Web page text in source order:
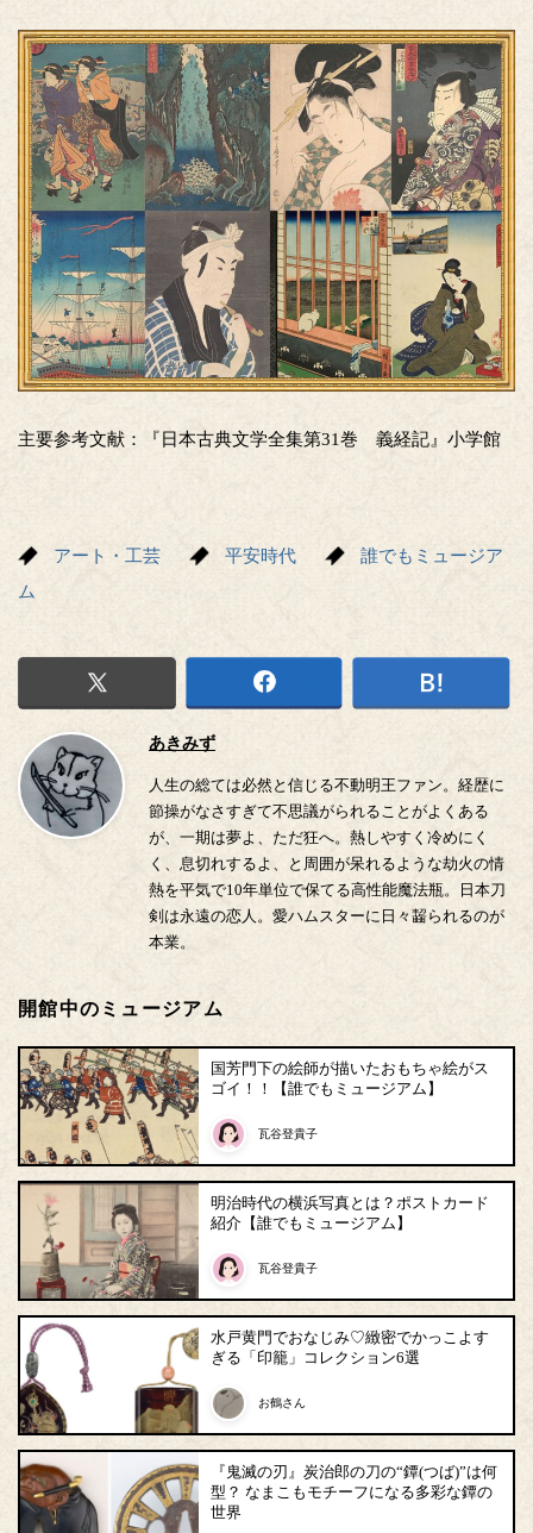
主要参考文献：『日本古典文学全集第31巻 義経記』小学館
アート・工芸 平安時代
誰でもミュージア
ム
あきみず
人生の総ては必然と信じる不動明王ファン。経歴に
節操がなさすぎて不思議がられることがよくある
が、一期は夢よ、ただ狂へ。熱しやすく冷めにく
く、息切れするよ、と周囲が呆れるような劫火の情
熱を平気で10年単位で保てる高性能魔法瓶。日本刀
剣は永遠の恋人。愛ハムスターに日々齧られるのが
本業。
開館中のミュージアム
国芳門下の絵師が描いたおもちゃ絵がス
ゴイ！！【誰でもミュージアム】
瓦谷登貴子
明治時代の横浜写真とは？ポストカード
紹介【誰でもミュージアム】
瓦谷登貴子
水戸黄門でおなじみ♡緻密でかっこよす
ぎる「印籠」コレクション6選
お鶴さん
『鬼滅の刃』炭治郎の刀の“鐔(つば)”は何
型？ なまこもモチーフになる多彩な鐔の
世界